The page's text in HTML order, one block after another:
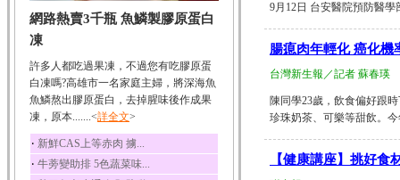
網路熱賣3千瓶 魚鱗製膠原蛋白
凍
許多人都吃過果凍，不過您有吃膠原蛋
白凍嗎?高雄市一名家庭主婦，將深海魚
魚鱗熬出膠原蛋白，去掉腥味後作成果
凍，原本.......<詳全文>
‧ 新鮮CAS上等赤肉 擄...
‧ 牛蒡變助排 5色蔬菜味...
9月12日 台安醫院預防醫學
腸瘜肉年輕化 癌化機
台灣新生報／記者 蘇春瑛
陳同學23歲，飲食偏好跟
珍珠奶茶、可樂等甜飲。
【健康講座】挑好食